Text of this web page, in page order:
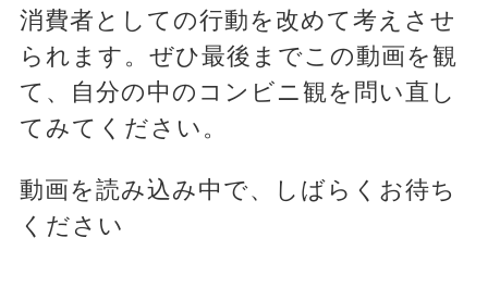
消費者としての行動を改めて考えさせ
られます。ぜひ最後までこの動画を観
て、自分の中のコンビニ観を問い直し
てみてください。
動画を読み込み中で、しばらくお待ち
ください